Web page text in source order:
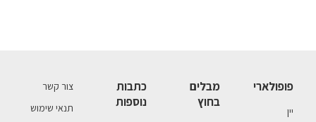
פופולארי
יין
מבלים
בחוץ
כתבות
נוספות
צור קשר
תנאי שימוש